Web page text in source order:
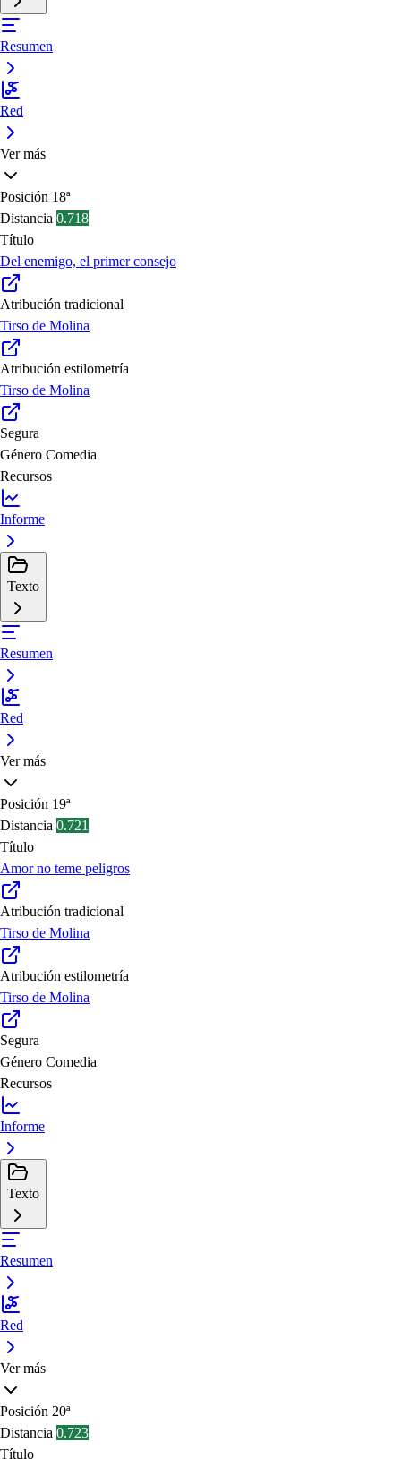
Resumen
Red
Ver más
Posición 18ª
Distancia 0.718
Título
Del enemigo, el primer consejo
Atribución tradicional
Tirso de Molina
Atribución estilometría
Tirso de Molina
Segura
Género Comedia
Recursos
Informe
Texto
Resumen
Red
Ver más
Posición 19ª
Distancia 0.721
Título
Amor no teme peligros
Atribución tradicional
Tirso de Molina
Atribución estilometría
Tirso de Molina
Segura
Género Comedia
Recursos
Informe
Texto
Resumen
Red
Ver más
Posición 20ª
Distancia 0.723
Título